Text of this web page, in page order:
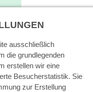
ausschließlich
die grundlegenden
erstellen wir eine
Besucherstatistik. Sie
zur Erstellung